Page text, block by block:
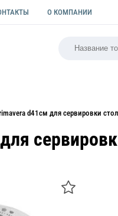
О КОМПАНИИ
d41см для сервировки